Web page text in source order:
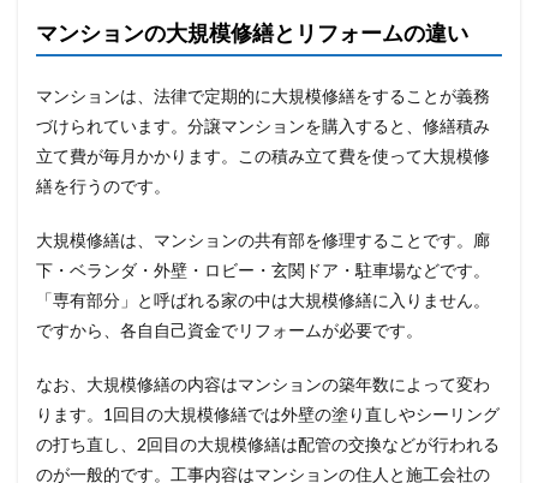
マンションの大規模修繕とリフォームの違い
マンションは、法律で定期的に大規模修繕をすることが義務
づけられています。分譲マンションを購入すると、修繕積み
立て費が毎月かかります。この積み立て費を使って大規模修
繕を行うのです。
大規模修繕は、マンションの共有部を修理することです。廊
下・ベランダ・外壁・ロビー・玄関ドア・駐車場などです。
「専有部分」と呼ばれる家の中は大規模修繕に入りません。
ですから、各自自己資金でリフォームが必要です。
なお、大規模修繕の内容はマンションの築年数によって変わ
ります。1回目の大規模修繕では外壁の塗り直しやシーリング
の打ち直し、2回目の大規模修繕は配管の交換などが行われる
のが一般的です。工事内容はマンションの住人と施工会社の